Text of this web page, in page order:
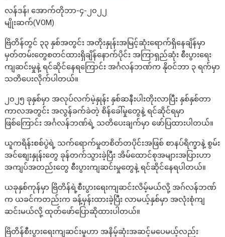
လန်ဒန်၊ အောက်တိုဘာ-၄-၂၀၂၂
မျိုးဆက်(VOM)
ဗြိတိန်တွင် ၃၃ နှစ်အတွင်း အတိုးနှုန်းအမြင့်ဆုံးရောက်ရှိနေချိန်မှာ
မှတ်တမ်းတွေစတင်ထားရှိချိန်နောက်ပိုင်း အကြာရှည်ဆုံး စီးပွားရေး
ကျဆင်းမှုနဲ့ ရင်ဆိုင်နေရကြောင်း အင်္ဂလန်ဘဏ်က နို၀င်ဘာ ၃ ရက်မှာ
သတိပေးလိုက်ပါတယ်။
၂၀၂၅ ခုနှစ်မှာ အလုပ်လက်မဲ့နှုန်း နှစ်ဆနီးပါးတိုးလာပြီး နှစ်နှစ်တာ
ကာလအတွင်း အလွန်ခက်ခဲတဲ့ စိန်ခေါ်မှုတွေနဲ့ ရင်ဆိုင်ရမှာ
ဖြစ်ကြောင်း အင်္ဂလန်ဘဏ်ရဲ့ သတိပေးချက်မှာ ဖော်ပြထားပါတယ်။
ယူကရိန်းစစ်ပွဲရဲ့ သက်ရောက်မှုတစိတ်တပိုင်းအဖြစ် စာနပ်ရိက္ခာနဲ့ စွမ်း
အင်စျေးနှုန်းတွေ ခုန်တက်သွားခဲ့ပြီး အိမ်ထောင်စုအများအပြားဟာ
အကျပ်အတည်းတွေ စီးပွားကျဆင်းမှုတွေနဲ့ ရင်ဆိုင်နေရပါတယ်။
ယခုနှစ်ကုန်မှာ ဗြိတိန်ရဲ့စီးပွားရေးကျဆင်းလိမ့်မယ်လို့ အဂ်လန်ဘဏ်
က ယခင်ကတည်းက ခန့်မှန်းထားခဲ့ပြီး လာမယ့်နှစ်မှာ အလုံးစုံကျ
ဆင်းမယ်လို့ ထုတ်ဖော်ပြောဆိုထားပါတယ်။
ဗြိတိန်စီးပွားရေးကျဆင်းမှုဟာ အနိမ့်ဆုံးအဆင့်မပေမယ့်လည်း